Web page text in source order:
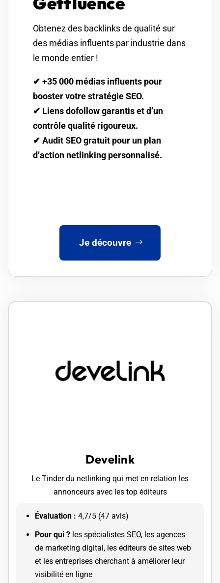
Obtenez des backlinks de qualité sur
des médias influents par industrie dans
le monde entier !
✔ +35 000 médias influents pour
booster votre stratégie SEO.
✔ Liens dofollow garantis et d’un
contrôle qualité rigoureux.
✔ Audit SEO gratuit pour un plan
d’action netlinking personnalisé.
Je découvre
Develink
Le Tinder du netlinking qui met en relation les
annonceurs avec les top éditeurs
Évaluation :4,7/5 (47 avis)
Pour qui ? ​ les spécialistes SEO, les agences
de marketing digital, les éditeurs de sites web
et les entreprises cherchant à améliorer leur
visibilité en ligne